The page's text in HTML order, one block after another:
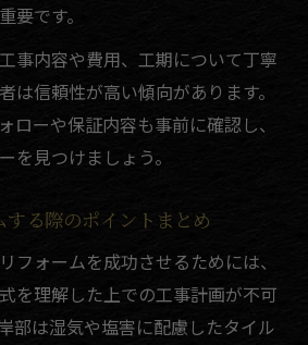
要です。
事内容や費用、工期について丁寧
は信頼性が高い傾向があります。
ローや保証内容も事前に確認し、
を見つけましょう。
る際のポイントまとめ
フォームを成功させるためには、
を理解した上での工事計画が不可
部は湿気や塩害に配慮したタイル